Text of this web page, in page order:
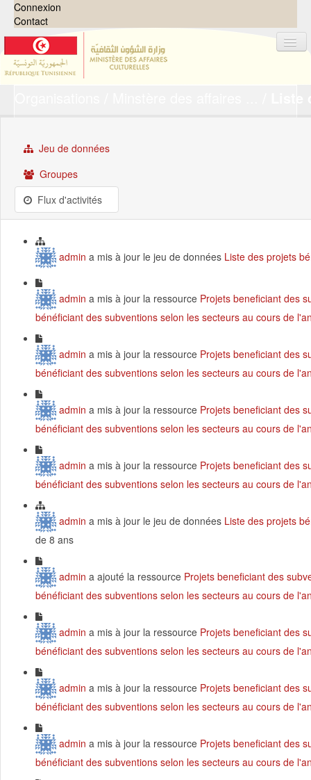
Connexion
Contact
Groupes
Demandes
À propos
Jeu de données
Groupes
Flux d'activités
admin a mis à jour le jeu de données Liste des projets
admin a mis à jour la ressource Projets beneficiant des
bénéficiant des subventions selon les secteurs au cours de
admin a mis à jour la ressource Projets beneficiant des
bénéficiant des subventions selon les secteurs au cours de
admin a mis à jour la ressource Projets beneficiant des
bénéficiant des subventions selon les secteurs au cours de
admin a mis à jour la ressource Projets beneficiant des
bénéficiant des subventions selon les secteurs au cours de
admin a mis à jour le jeu de données Liste des projets
de 8 ans
admin a ajouté la ressource Projets beneficiant des
bénéficiant des subventions selon les secteurs au cours de
admin a mis à jour la ressource Projets beneficiant des
bénéficiant des subventions selon les secteurs au cours de
admin a mis à jour la ressource Projets beneficiant des
bénéficiant des subventions selon les secteurs au cours de
admin a mis à jour la ressource Projets beneficiant des
bénéficiant des subventions selon les secteurs au cours de